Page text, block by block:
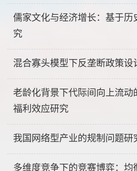
儒家文化与经济增长：基于历
究
混合寡头模型下反垄断政策设
老龄化背景下代际间向上流动
福利效应研究
我国网络型产业的规制问题研
多维度竞争下的竞赛博弈：均